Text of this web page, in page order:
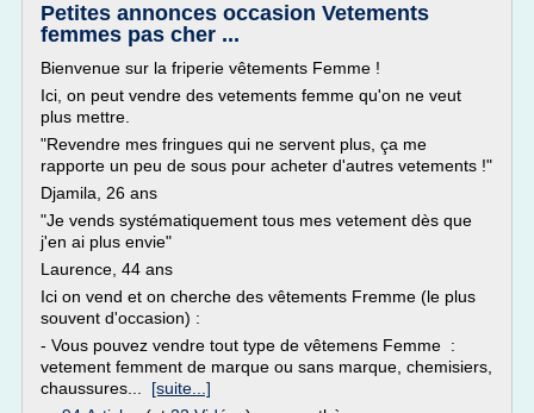
Petites annonces occasion Vetements
femmes pas cher ...
Bienvenue sur la friperie vêtements Femme !
Ici, on peut vendre des vetements femme qu'on ne veut
plus mettre.
"Revendre mes fringues qui ne servent plus, ça me
rapporte un peu de sous pour acheter d'autres vetements !"
Djamila, 26 ans
"Je vends systématiquement tous mes vetement dès que
j'en ai plus envie"
Laurence, 44 ans
Ici on vend et on cherche des vêtements Fremme (le plus
souvent d'occasion) :
- Vous pouvez vendre tout type de vêtemens Femme :
vetement femment de marque ou sans marque, chemisiers,
chaussures... [suite...]